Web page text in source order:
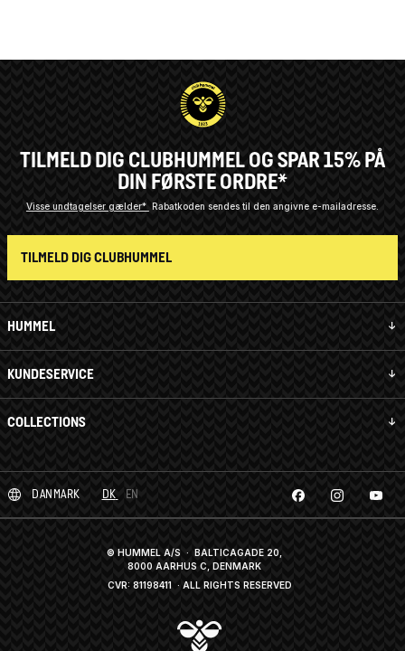
HUMMEL
KUNDESERVICE
COLLECTIONS
TILMELD DIG CLUBHUMMEL OG SPAR 15% PÅ
DIN FØRSTE ORDRE*
Visse undtagelser gælder* Rabatkoden sendes til den angivne e-mailadresse.
TILMELD DIG CLUBHUMMEL
DANMARK DK EN
© HUMMEL A/S · BALTICAGADE 20,
8000 AARHUS C, DENMARK
CVR: 81198411· ALL RIGHTS RESERVED